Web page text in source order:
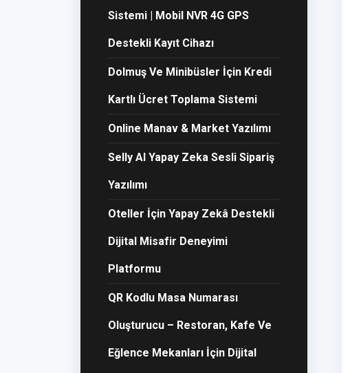
Sistemi | Mobil NVR 4G GPS
Destekli Kayıt Cihazı
Dolmuş Ve Minibüsler İçin Kredi
Kartlı Ücret Toplama Sistemi
Online Manav & Market Yazılımı
Selly AI Yapay Zeka Sesli Sipariş
Yazılımı
Oteller İçin Yapay Zekâ Destekli
Dijital Misafir Deneyimi
Platformu
QR Kodlu Masa Numarası
Oluşturucu – Restoran, Kafe Ve
Eğlence Mekanları İçin Dijital